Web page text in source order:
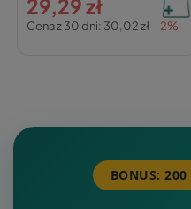
29,29 zł
Cena z 30 dni:30,02 zł -2%
BONUS: